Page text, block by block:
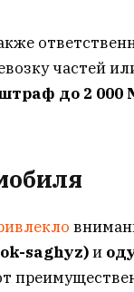
частей
до 2 000
saghyz)и